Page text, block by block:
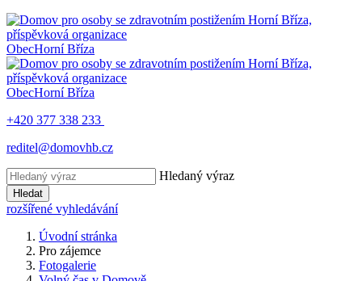
ObecHorní Bříza
ObecHorní Bříza
+420 377 338 233
reditel@domovhb.cz
Hledaný výraz
Hledat
rozšířené vyhledávání
Úvodní stránka
Pro zájemce
Fotogalerie